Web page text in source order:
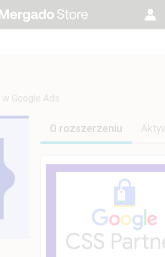
w Google Ads
O rozszerzeniu